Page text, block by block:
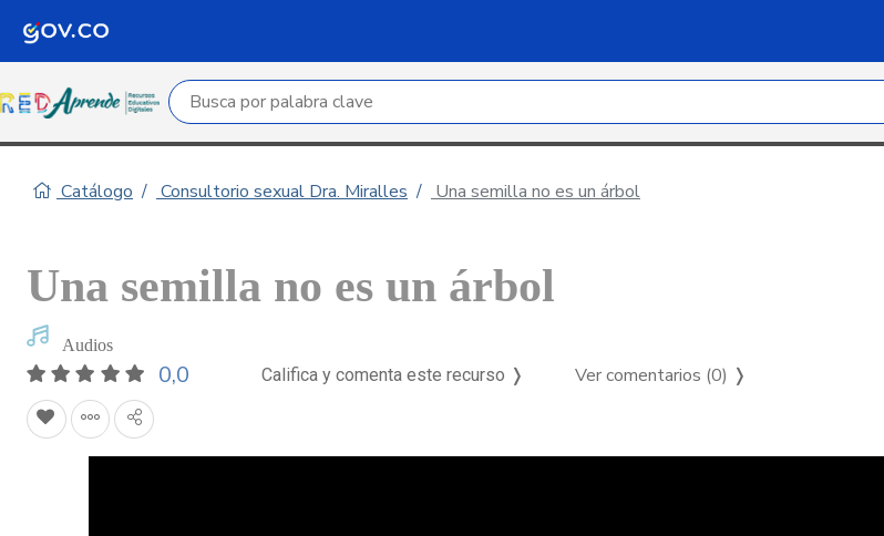
Campo de búsqueda por palabra clave
Catálogo Consultorio sexual Dra. Miralles Una semilla no es un árbol
Una semilla no es un árbol
Audios
0,0 Califica y comenta este recurso ❭ Ver comentarios (0) ❭